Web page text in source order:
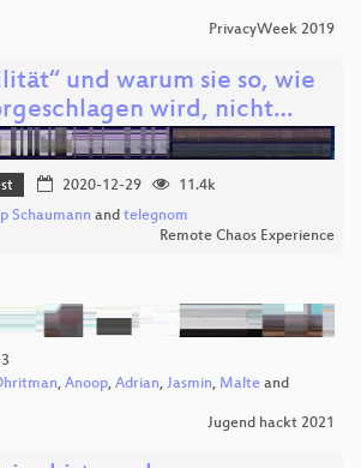
PrivacyWeek 2019
und warum sie so, wie
wird, nicht…
2020-12-29
11.4k
Schaumann and telegnom
Remote Chaos Experience
, Anoop, Adrian, Jasmin, Malte and
Jugend hackt 2021